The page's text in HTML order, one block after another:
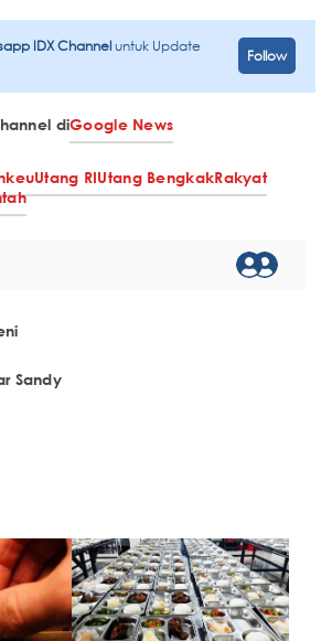
IDX Channeluntuk Update
Follow
diGoogle News
Utang RIUtang BengkakRakyat
Sandy